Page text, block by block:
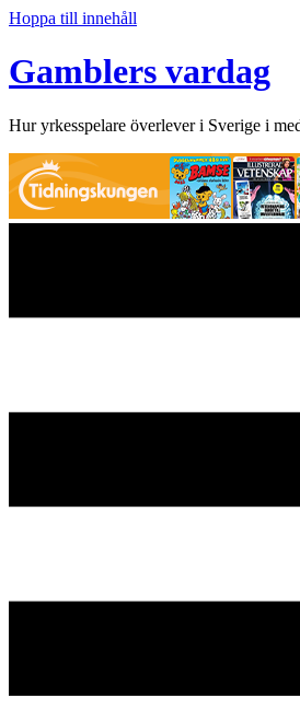
Hoppa till innehåll
Gamblers vardag
Hur yrkesspelare överlever i Sverige i